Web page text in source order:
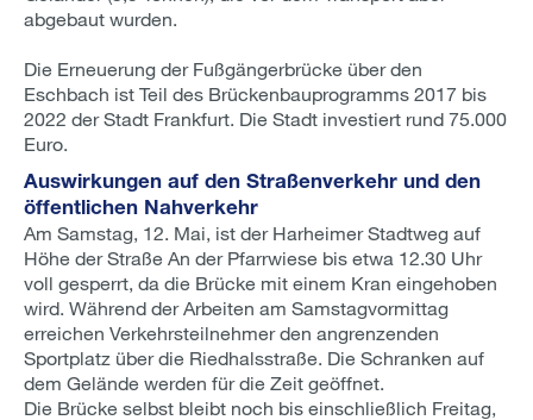
abgebaut wurden.
Die Erneuerung der Fußgängerbrücke über den
Eschbach ist Teil des Brückenbauprogramms 2017 bis
2022 der Stadt Frankfurt. Die Stadt investiert rund 75.000
Euro.
Auswirkungen auf den Straßenverkehr und den
öffentlichen Nahverkehr
Am Samstag, 12. Mai, ist der Harheimer Stadtweg auf
Höhe der Straße An der Pfarrwiese bis etwa 12.30 Uhr
voll gesperrt, da die Brücke mit einem Kran eingehoben
wird. Während der Arbeiten am Samstagvormittag
erreichen Verkehrsteilnehmer den angrenzenden
Sportplatz über die Riedhalsstraße. Die Schranken auf
dem Gelände werden für die Zeit geöffnet.
Die Brücke selbst bleibt noch bis einschließlich Freitag,